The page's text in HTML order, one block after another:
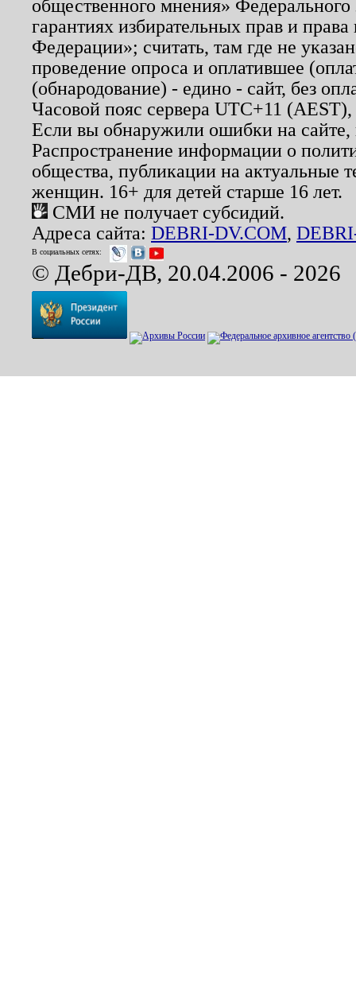
общественного мнения»
гарантиях избирательных прав и
Федерации»; считать, там где не
проведение опроса и оплатившее
(обнародование) - едино - сайт, без
Часовой пояс сервера UTC+11
Если вы обнаружили ошибки на
Распространение информации о
общества, публикации на актуальные
женщин. 16+ для детей старше 16 лет.
СМИ не получает субсидий.
Адреса сайта: DEBRI-DV.COM,
В социальных сетях:
© Дебри-ДВ, 20.04.2006 - 2026